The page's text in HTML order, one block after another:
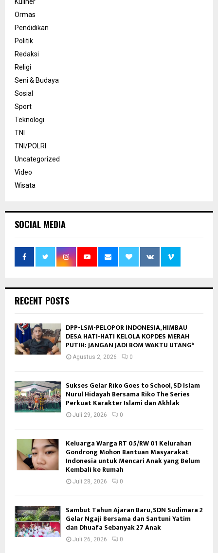
Kuliner
Ormas
Pendidikan
Politik
Redaksi
Religi
Seni & Budaya
Sosial
Sport
Teknologi
TNI
TNI/POLRI
Uncategorized
Video
Wisata
SOCIAL MEDIA
RECENT POSTS
DPP-LSM-PELOPOR INDONESIA, HIMBAU
DESA HATI-HATI KELOLA KOPDES MERAH
PUTIH: JANGAN JADI BOM WAKTU UTANG*
Agustus 2, 2026 0
Sukses Gelar Riko Goes to School, SD Islam
Nurul Hidayah Bersama Riko The Series
Perkuat Karakter Islami dan Akhlak
Juli 29, 2026 0
Keluarga Warga RT 05/RW 01 Kelurahan
Gondrong Mohon Bantuan Masyarakat
Indonesia untuk Mencari Anak yang Belum
Kembali ke Rumah
Juli 28, 2026 0
Sambut Tahun Ajaran Baru, SDN Sudimara 2
Gelar Ngaji Bersama dan Santuni Yatim
dan Dhuafa Sebanyak 27 Anak
Juli 26, 2026 0